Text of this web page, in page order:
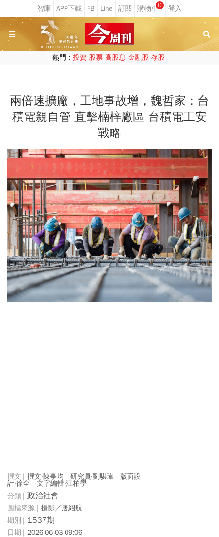
0
熱門： 投資 股票 高股息 金融股 存股
兩倍速擴廠，工地事故增，魏哲家：台
積電親自管 直擊楠梓廠區 台積電工安
戰略
撰文‧陳亭均 研究員‧劉騏瑋 版面設
計‧徐全 文字編輯‧江柏學
政治社會
攝影／唐紹航
1537期
2026-06-03 09:06